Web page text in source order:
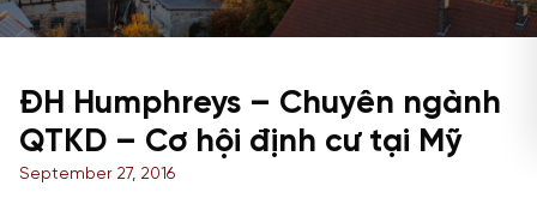
ĐH Humphreys – Chuyên ngành
QTKD – Cơ hội định cư tại Mỹ
September 27, 2016